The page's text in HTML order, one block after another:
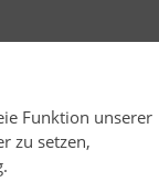
Funktion unserer
zu setzen,